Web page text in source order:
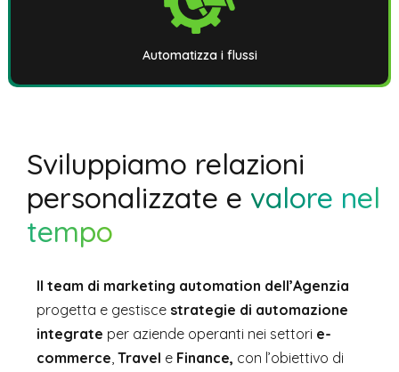
Automatizza i flussi
Sviluppiamo relazioni
personalizzate e valore nel
tempo
Il team di marketing automation dell’Agenzia
progetta e gestisce strategie di automazione
integrate per aziende operanti nei settori e-
commerce, Travel e Finance, con l’obiettivo di